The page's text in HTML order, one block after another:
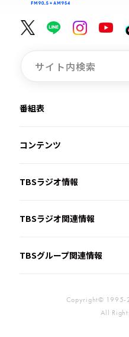
番組表
コンテンツ
TBSラジオ情報
TBSラジオ関連情報
TBSグループ関連情報
Copyright© 1995-
All